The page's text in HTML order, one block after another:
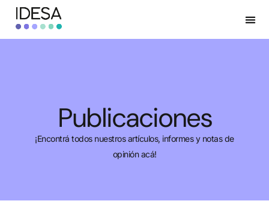
Publicaciones
¡Encontrá todos nuestros artículos, informes y notas de
opinión acá!